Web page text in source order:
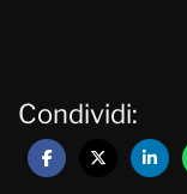
Condividi: